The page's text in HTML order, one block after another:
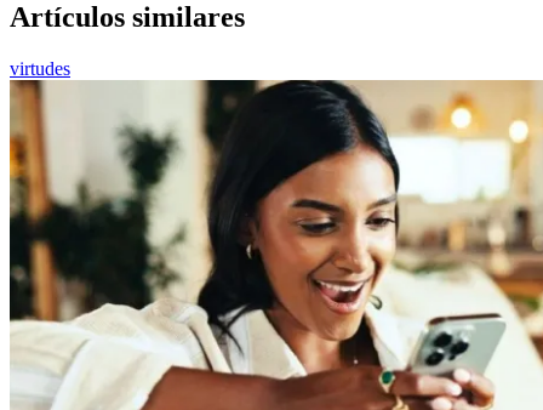
Artículos similares
virtudes